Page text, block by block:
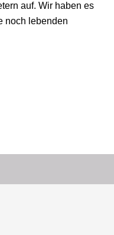
auf. Wir haben es
noch lebenden